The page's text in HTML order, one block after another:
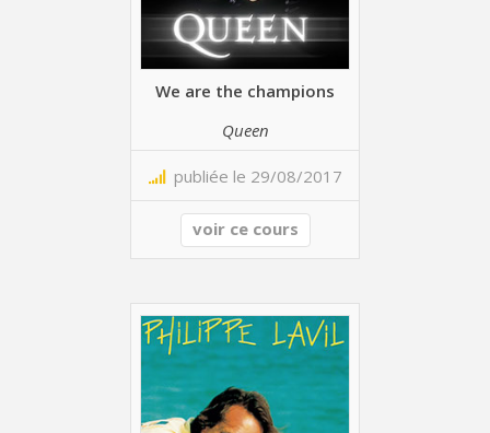
We are the champions
Queen
publiée le 29/08/2017
voir ce cours